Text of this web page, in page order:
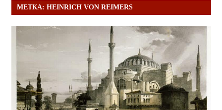
МЕТКА: HEINRICH VON REIMERS